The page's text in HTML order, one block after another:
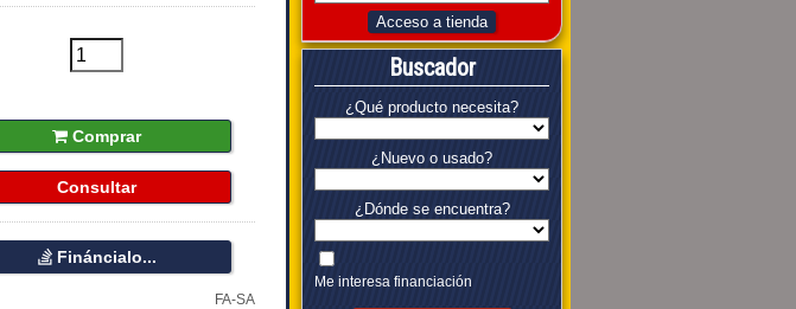
Comprar
Consultar
Fináncialo...
FA-SA
Acceso a tienda
Buscador
¿Qué producto necesita?
¿Nuevo o usado?
¿Dónde se encuentra?
Me interesa financiación